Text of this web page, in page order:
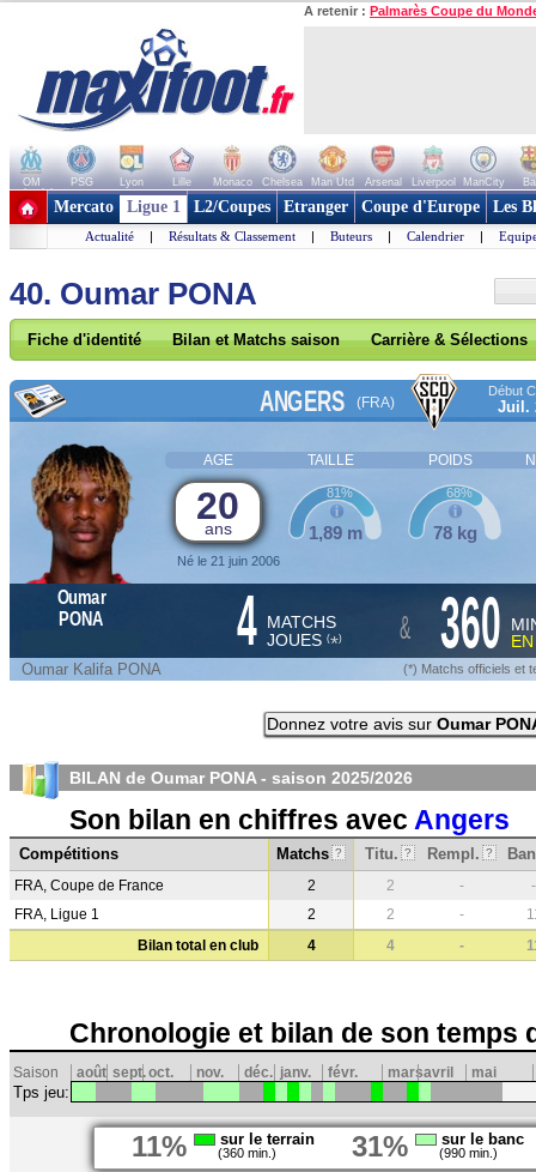
A retenir : Palmarès Coupe du
OM PSG Lyon Lille Monaco Chelsea Man Utd Arsenal Liverpool ManCity
+ de clubs
Mercato Ligue 1 L2/Coupes Etranger Coupe d'Europe Les
Actualité | Résultats & Classement | Buteurs | Calendrier |
40. Oumar PONA
Fiche d'identité Bilan et Matchs saison Carrière & Sélections
ANGERS (FRA)
Début
Juil.
AGE TAILLE POIDS
20
ans
Né le 21 juin 2006
1,89 m
81%
78 kg
68%
Oumar
PONA
4 MATCHS
JOUES (*) & 360
Oumar Kalifa PONA (*) Matchs officiels et
Donnez votre avis sur Oumar
BILAN de Oumar PONA - saison 2025/2026
Son bilan en chiffres avec Angers
Compétitions Matchs ? Titu. ? Rempl. ?
FRA, Coupe de France 2 2 -
-
FRA, Ligue 1
2 2 -
Bilan total en club
4 4 -
Chronologie et bilan de son temps
Saison août sept.oct. nov. déc. janv. févr. marsavril mai
Tps jeu:
11% sur le terrain
(360 min.) 31% sur le banc
(990 min.)